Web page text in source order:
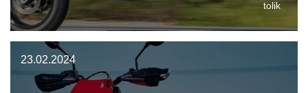
хулиганским характером. Но из
такого мотоцикла очень
немногие способны выжать
максимум.
tolik
23.02.2024